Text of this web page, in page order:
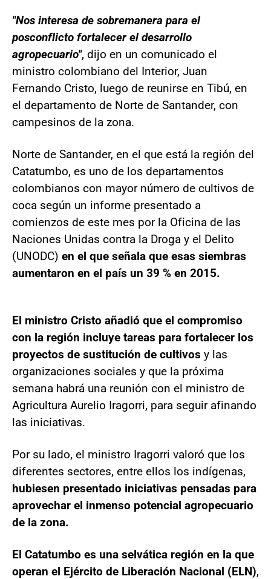
"Nos interesa de sobremanera para el
posconflicto fortalecer el desarrollo
agropecuario", dijo en un comunicado el
ministro colombiano del Interior, Juan
Fernando Cristo, luego de reunirse en Tibú, en
el departamento de Norte de Santander, con
campesinos de la zona.
Norte de Santander, en el que está la región del
Catatumbo, es uno de los departamentos
colombianos con mayor número de cultivos de
coca según un informe presentado a
comienzos de este mes por la Oficina de las
Naciones Unidas contra la Droga y el Delito
(UNODC) en el que señala que esas siembras
aumentaron en el país un 39 % en 2015.
El ministro Cristo añadió que el compromiso
con la región incluye tareas para fortalecer los
proyectos de sustitución de cultivos y las
organizaciones sociales y que la próxima
semana habrá una reunión con el ministro de
Agricultura Aurelio Iragorri, para seguir afinando
las iniciativas.
Por su lado, el ministro Iragorri valoró que los
diferentes sectores, entre ellos los indígenas,
hubiesen presentado iniciativas pensadas para
aprovechar el inmenso potencial agropecuario
de la zona.
El Catatumbo es una selvática región en la que
operan el Ejército de Liberación Nacional (ELN),